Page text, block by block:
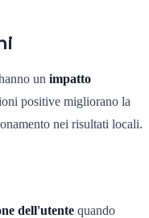
un impatto
positive migliorano la
nei risultati locali.
dell'utente quando